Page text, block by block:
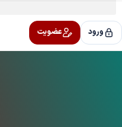
ورود عضویت